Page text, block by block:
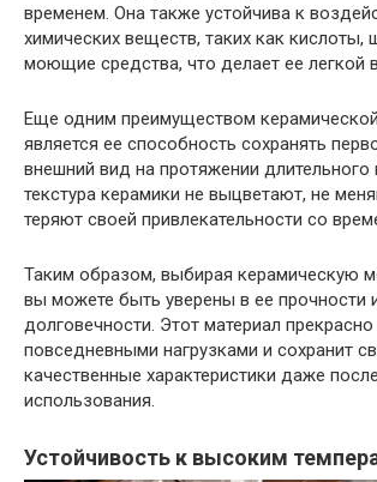
временем. Она также устойчива к
химических веществ, таких как кислоты,
моющие средства, что делает ее легкой
Еще одним преимуществом
является ее способность сохранять
внешний вид на протяжении длительного
текстура керамики не выцветают, не
теряют своей привлекательности со
Таким образом, выбирая керамическую
вы можете быть уверены в ее прочности
долговечности. Этот материал прекрасно
повседневными нагрузками и сохранит
качественные характеристики даже
использования.
Устойчивость к высоким